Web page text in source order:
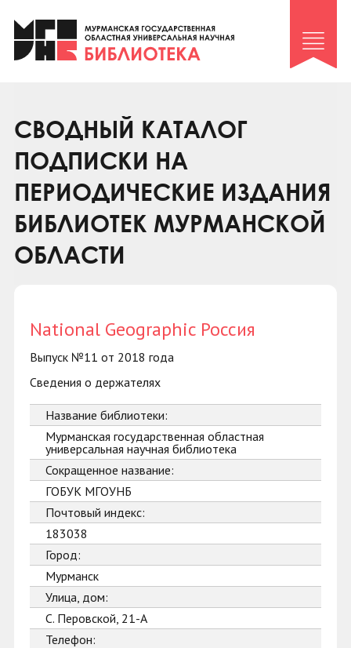
Клуб «Гиря и сельдерей»
Клуб «Семейный архив»
Коллегам
Контакты
СВОДНЫЙ КАТАЛОГ
ПОДПИСКИ НА
ПЕРИОДИЧЕСКИЕ ИЗДАНИЯ
БИБЛИОТЕК МУРМАНСКОЙ
ОБЛАСТИ
National Geographic Россия
Выпуск №11 от 2018 года
Сведения о держателях
Название библиотеки:
Мурманская государственная областная
универсальная научная библиотека
Сокращенное название:
ГОБУК МГОУНБ
Почтовый индекс:
183038
Город:
Мурманск
Улица, дом:
С. Перовской, 21-А
Телефон: